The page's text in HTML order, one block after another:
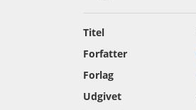
Titel
Forfatter
Forlag
Udgivet